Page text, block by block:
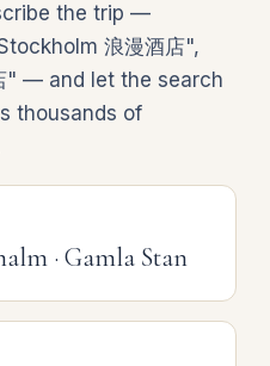
the trip —
浪漫酒店",
" — and let the search
thousands of
· Gamla Stan